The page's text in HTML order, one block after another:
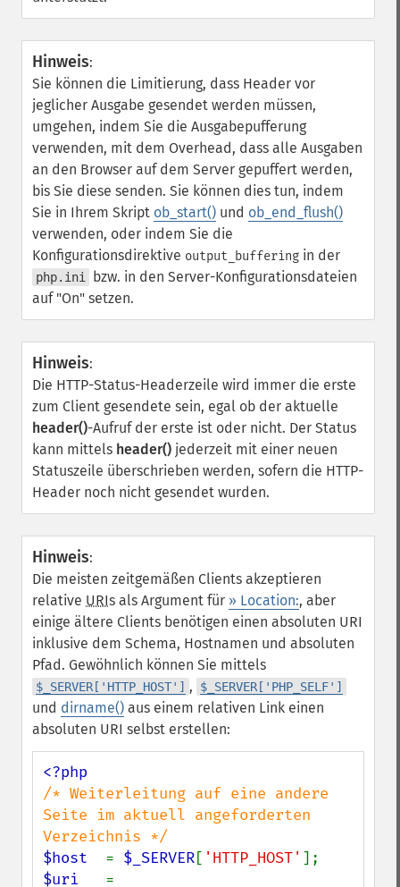
Hinweis:
Sie können die Limitierung, dass Header vor
jeglicher Ausgabe gesendet werden müssen,
umgehen, indem Sie die Ausgabepufferung
verwenden, mit dem Overhead, dass alle Ausgaben
an den Browser auf dem Server gepuffert werden,
bis Sie diese senden. Sie können dies tun, indem
Sie in Ihrem Skript ob_start() und ob_end_flush()
verwenden, oder indem Sie die
Konfigurationsdirektive output_buffering in der
php.ini
bzw. in den Server-Konfigurationsdateien
auf "On" setzen.
Hinweis:
Die HTTP-Status-Headerzeile wird immer die erste
zum Client gesendete sein, egal ob der aktuelle
header()-Aufruf der erste ist oder nicht. Der Status
kann mittels header() jederzeit mit einer neuen
Statuszeile überschrieben werden, sofern die HTTP-
Header noch nicht gesendet wurden.
Hinweis:
Die meisten zeitgemäßen Clients akzeptieren
relative URIs als Argument für » Location:, aber
einige ältere Clients benötigen einen absoluten URI
inklusive dem Schema, Hostnamen und absoluten
Pfad. Gewöhnlich können Sie mittels
$_SERVER['HTTP_HOST'] , $_SERVER['PHP_SELF']
und dirname() aus einem relativen Link einen
absoluten URI selbst erstellen:
/* Weiterleitung auf eine andere
Seite im aktuell angeforderten
$host = $_SERVER[ 'HTTP_HOST'
$uri